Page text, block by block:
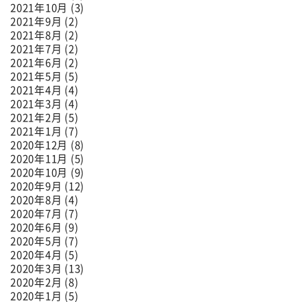
2021年10月 (3)
2021年9月 (2)
2021年8月 (2)
2021年7月 (2)
2021年6月 (2)
2021年5月 (5)
2021年4月 (4)
2021年3月 (4)
2021年2月 (5)
2021年1月 (7)
2020年12月 (8)
2020年11月 (5)
2020年10月 (9)
2020年9月 (12)
2020年8月 (4)
2020年7月 (7)
2020年6月 (9)
2020年5月 (7)
2020年4月 (5)
2020年3月 (13)
2020年2月 (8)
2020年1月 (5)